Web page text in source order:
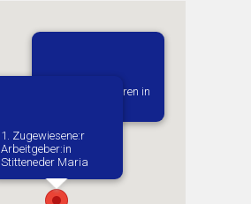
Vermutlich geboren in
1. Zugewiesene:r
Arbeitgeber:in​
Stitteneder Maria